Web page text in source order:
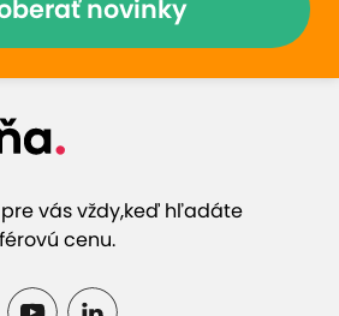
skla)
do 31.10.2025)
novinky
vás vždy,keď hľadáte
cenu.